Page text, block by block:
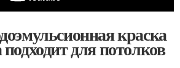
краска
для потолков